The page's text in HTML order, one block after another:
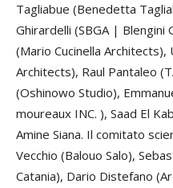
Tagliabue (Benedetta
Ghirardelli (SBGA | Blengini
(Mario Cucinella Architects),
Architects), Raul Pantaleo
(Oshinowo Studio),
moureaux INC. ), Saad El
Amine Siana. Il comitato
Vecchio (Balouo Salo),
Catania), Dario Distefano